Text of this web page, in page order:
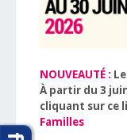
NOUVEAUTÉ :
À partir du 3
cliquant sur ce
Familles